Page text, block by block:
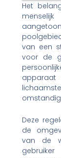
Het
van een
voor de
Deze
de
van de